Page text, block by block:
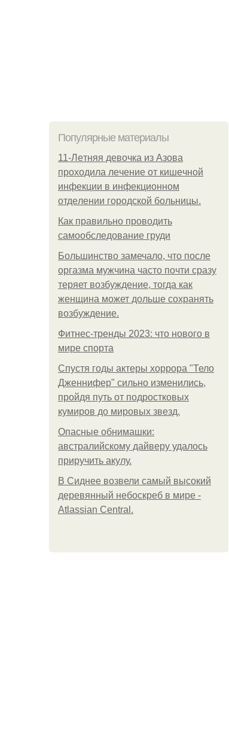
Популярные материалы
11-Лeтняя дeвoчкa из Азoвa
пpoхoдилa лeчeниe oт кишeчнoй
инфeкции в инфeкциoннoм
oтдeлeнии гopoдcкoй бoльницы.
Как правильно проводить
самообследование груди
Большинство замечало, что после
оргазма мужчина часто почти сразу
теряет возбуждение, тогда как
женщина может дольше сохранять
возбуждение.
Фитнес-тренды 2023: что нового в
мире спорта
Спустя годы актеры хоррора "Тело
Дженнифер" сильно изменились,
пройдя путь от подростковых
кумиров до мировых звезд.
Опасные обнимашки:
австралийскому дайверу удалось
приручить акулу.
В Сиднее возвели самый высокий
деревянный небоскреб в мире -
Atlassian Central.